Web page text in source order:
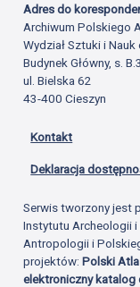
Adres do
Archiwum Polskiego
Wydział Sztuki i Nauk
Budynek Główny, s.
ul. Bielska 62
43-400 Cieszyn
Kontakt
Deklaracja
Serwis tworzony jest
Instytutu Archeologii
Antropologii i
projektów:Polski
elektroniczny katalog